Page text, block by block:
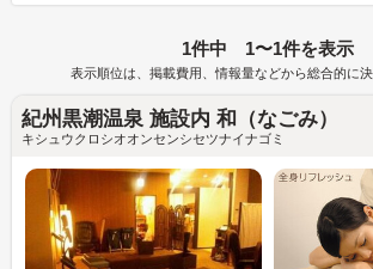
1件中 1〜1件を表示
表示順位は、掲載費用、情報量などから総合的に決
紀州黒潮温泉 施設内 和（なごみ）
キシュウクロシオオンセンシセツナイナゴミ